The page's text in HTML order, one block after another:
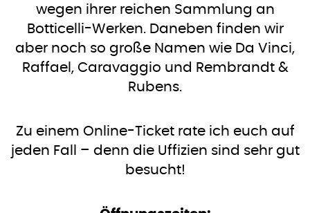
wegen ihrer reichen Sammlung an
Botticelli-Werken. Daneben finden wir
aber noch so große Namen wie Da Vinci,
Raffael, Caravaggio und Rembrandt &
Rubens.
Zu einem Online-Ticket rate ich euch auf
jeden Fall – denn die Uffizien sind sehr gut
besucht!